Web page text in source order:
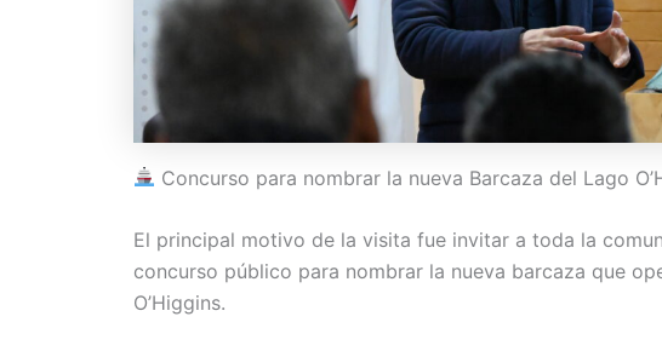
Concurso para nombrar la nueva Barcaza del Lago
El principal motivo de la visita fue invitar a toda la
concurso público para nombrar la nueva barcaza que
O’Higgins.